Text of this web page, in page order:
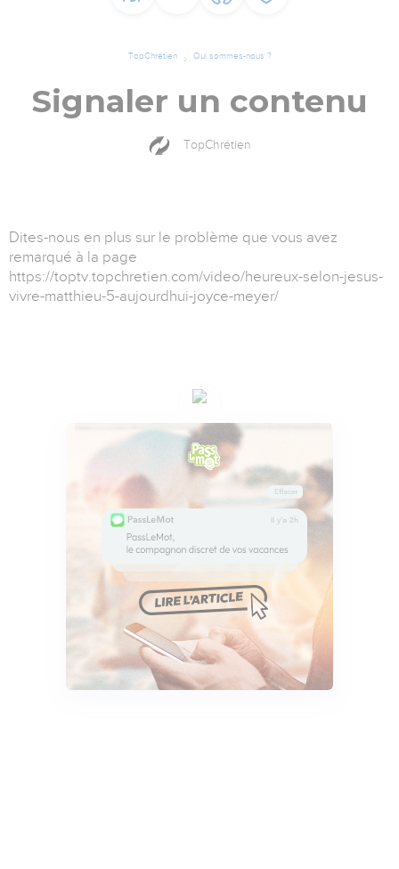
TopChrétien Qui sommes-nous ?
Signaler un contenu
TopChrétien
Dites-nous en plus sur le problème que vous avez
remarqué à la page
https://toptv.topchretien.com/video/heureux-selon-jesus-
vivre-matthieu-5-aujourdhui-joyce-meyer/